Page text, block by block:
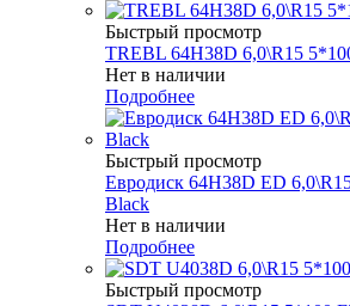
Быстрый просмотр
TREBL 64H38D 6,0\R15
Нет в наличии
Подробнее
Быстрый просмотр
Евродиск 64H38D ED
Black
Нет в наличии
Подробнее
Быстрый просмотр